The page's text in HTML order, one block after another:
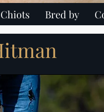
Chiots Bred by